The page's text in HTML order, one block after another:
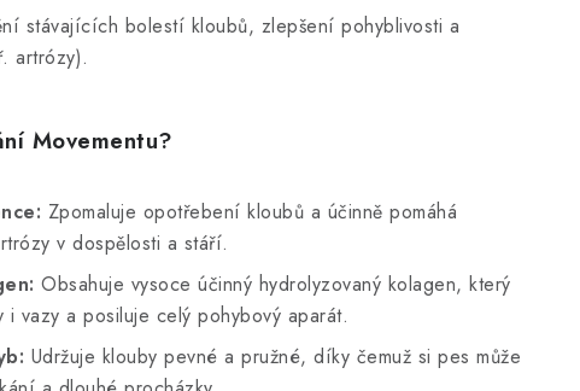
stávajících bolestí kloubů, zlepšení pohyblivosti a
artrózy).
Movementu?
Zpomaluje opotřebení kloubů a účinně pomáhá
v dospělosti a stáří.
Obsahuje vysoce účinný hydrolyzovaný kolagen, který
i vazy a posiluje celý pohybový aparát.
Udržuje klouby pevné a pružné, díky čemuž si pes může